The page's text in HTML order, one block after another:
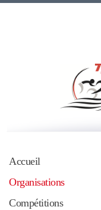
Accueil
Organisations
Compétitions